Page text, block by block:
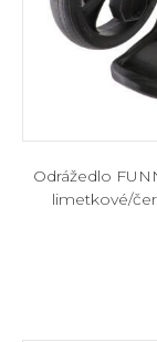
Odrážedlo
limetkové/